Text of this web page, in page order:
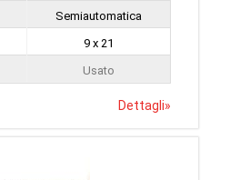
Semiautomatica
9 x 21
Usato
Dettagli»